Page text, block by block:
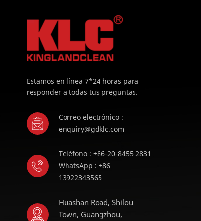
Estamos en línea 7*24 horas para
responder a todas tus preguntas.
Correo electrónico :
enquiry@gdklc.com
Teléfono : +86-20-8455 2831
WhatsApp : +86
13922343565
Huashan Road, Shilou
Town, Guangzhou,